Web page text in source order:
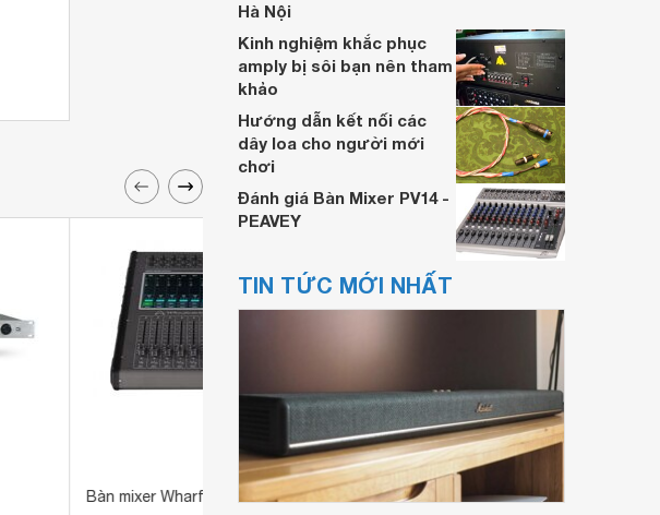
Bàn mixer Wharfedale M16 Bàn Mixer Midas DM16
Hà Nội
Kinh nghiệm khắc phục
amply bị sôi bạn nên tham
khảo
Hướng dẫn kết nối các
dây loa cho người mới
chơi
Đánh giá Bàn Mixer PV14 -
PEAVEY
TIN TỨC MỚI NHẤT